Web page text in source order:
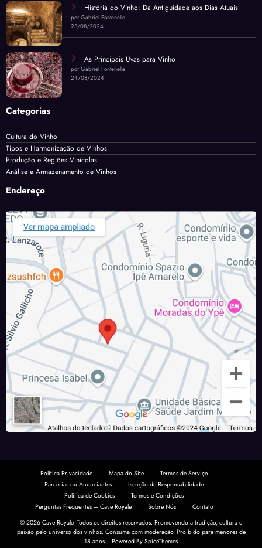
História do Vinho: Da Antiguidade aos Dias Atuais
por Gabriel Fontenelle
23/08/2024
As Principais Uvas para Vinho
por Gabriel Fontenelle
24/08/2024
Categorias
Cultura do Vinho
Tipos e Harmonização de Vinhos
Produção e Regiões Vinícolas
Análise e Armazenamento de Vinhos
Endereço
Política Privacidade Mapa do Site
Termos de Serviço
Parcerias ou Anunciantes
Isenção de Responsabilidade
Política de Cookies
Termos e Condições
Perguntas Frequentes – Cave Royale
Sobre Nós
Contato
© 2026 Cave Royale. Todos os direitos reservados. Promovendo a tradição, cultura e
paixão pelo universo dos vinhos. Consuma com moderação. Proibido para menores de
18 anos. | Powered By SpiceThemes